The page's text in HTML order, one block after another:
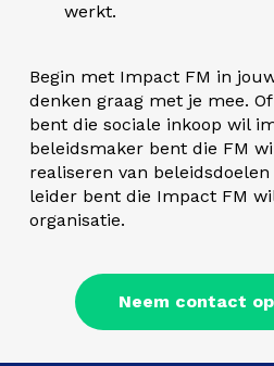
werkt.
Begin met Impact FM in
denken graag met je mee.
bent die sociale inkoop wil
beleidsmaker bent die FM
realiseren van
leider bent die Impact FM
organisatie.
Neem contact